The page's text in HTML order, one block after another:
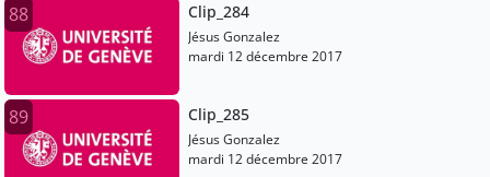
88 Clip_284
Jésus Gonzalez
mardi 12 décembre 2017
89 Clip_285
Jésus Gonzalez
mardi 12 décembre 2017